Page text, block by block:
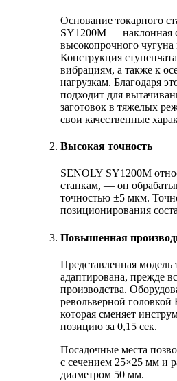
Основание токарного
SY1200M — наклонная
высокопрочного
Конструкция
вибрациям, а также к
нагрузкам. Благодаря
подходит для
заготовок в тяжелых
свои качественные
Высокая точность
SENOLY SY1200M
станкам, — он
точностью ±5 мкм.
позиционирования
Повышенная
Представленная модель
адаптирована, прежде
производства.
револьверной
которая сменяет
позицию за 0,15 сек.
Посадочные места
с сечением 25×25 мм и
диаметром 50 мм.